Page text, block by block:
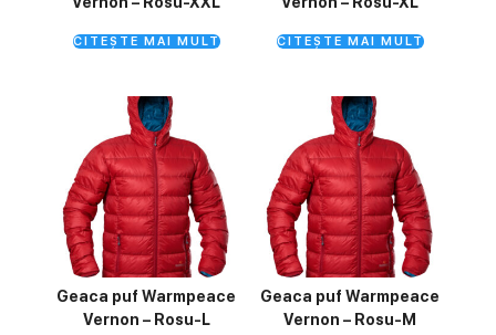
CITEȘTE MAI MULT CITEȘTE MAI MULT
Geaca puf Warmpeace
Vernon – Rosu-L
Geaca puf Warmpeace
Vernon – Rosu-M